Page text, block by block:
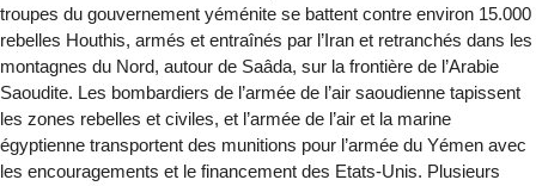
troupes du gouvernement yéménite se battent contre environ 15.000
rebelles Houthis, armés et entraînés par l’Iran et retranchés dans les
montagnes du Nord, autour de Saâda, sur la frontière de l’Arabie
Saoudite. Les bombardiers de l’armée de l’air saoudienne tapissent
les zones rebelles et civiles, et l’armée de l’air et la marine
égyptienne transportent des munitions pour l’armée du Yémen avec
les encouragements et le financement des Etats-Unis. Plusieurs